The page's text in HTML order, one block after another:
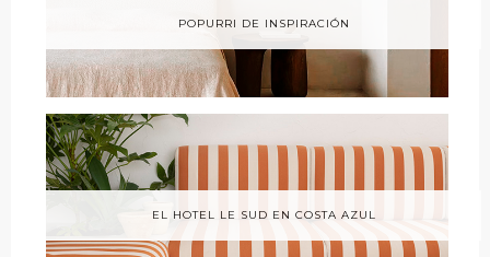
POPURRI DE INSPIRACIÓN
EL HOTEL LE SUD EN COSTA AZUL